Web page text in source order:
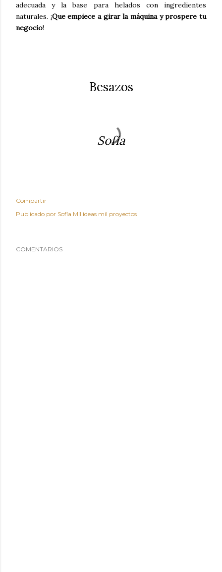
adecuada y la base para helados con ingredientes
naturales. ¡Que empiece a girar la máquina y prospere tu
negocio!
Besazos
Sofía
Compartir
Publicado por Sofía Mil ideas mil proyectos
COMENTARIOS